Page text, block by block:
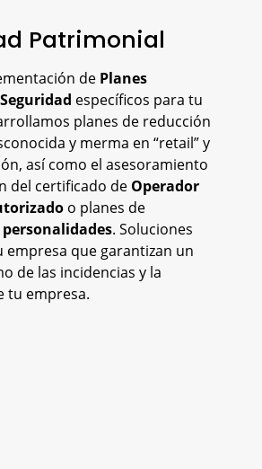
Patrimonial
de Planes
específicos para tu
planes de reducción
y merma en “retail” y
así como el asesoramiento
del certificado de Operador
o planes de
. Soluciones
empresa que garantizan un
de las incidencias y la
tu empresa.